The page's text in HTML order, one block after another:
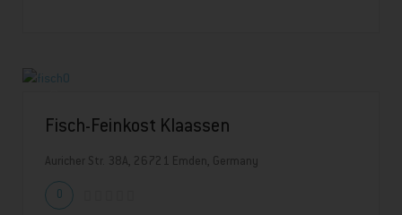
Fisch-Feinkost Klaassen
Auricher Str. 38A, 26721 Emden, Germany
0